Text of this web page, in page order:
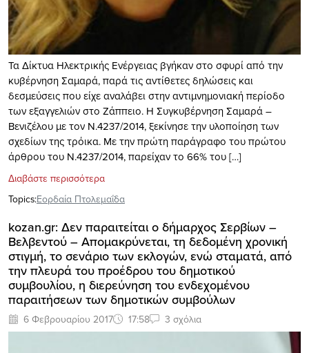
Τα Δίκτυα Ηλεκτρικής Ενέργειας βγήκαν στο σφυρί από την
κυβέρνηση Σαμαρά, παρά τις αντίθετες δηλώσεις και
δεσμεύσεις που είχε αναλάβει στην αντιμνημονιακή περίοδο
των εξαγγελιών στο Ζάππειο. Η Συγκυβέρνηση Σαμαρά –
Βενιζέλου με τον Ν.4237/2014, ξεκίνησε την υλοποίηση των
σχεδίων της τρόικα. Με την πρώτη παράγραφο του πρώτου
άρθρου του Ν.4237/2014, παρείχαν το 66% του […]
Διαβάστε περισσότερα
Topics:Εορδαία Πτολεμαΐδα
kozan.gr: Δεν παραιτείται ο δήμαρχος Σερβίων –
Βελβεντού – Απομακρύνεται, τη δεδομένη χρονική
στιγμή, το σενάριο των εκλογών, ενώ σταματά, από
την πλευρά του προέδρου του δημοτικού
συμβουλίου, η διερεύνηση του ενδεχομένου
παραιτήσεων των δημοτικών συμβούλων
6 Φεβρουαρίου 2017 17:58 3 σχόλια